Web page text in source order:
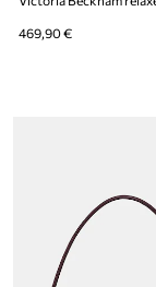
469,90 €